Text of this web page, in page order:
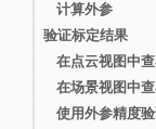
计算外参
验证标定结果
在点云视图中
在场景视图中
使用外参精度